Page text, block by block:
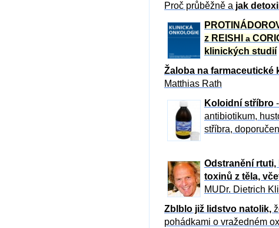
Proč průběžně a jak
z REISHI a
klinických studií
Žaloba na farmaceutické
Matthias Rath
Koloidní stříbro-
antibiotikum,
stříbra,
Odstranění
toxinů z těla,
MUDr. Dietrich
Zblblo již lidstvo natolik,
pohádkami o vražedném